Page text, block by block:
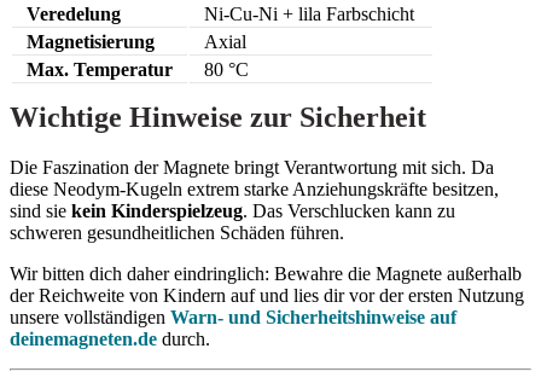
Veredelung
Ni-Cu-Ni + lila Farbschicht
Magnetisierung
Axial
Max. Temperatur
80 °C
Wichtige Hinweise zur Sicherheit
Die Faszination der Magnete bringt Verantwortung mit sich. Da
diese Neodym-Kugeln extrem starke Anziehungskräfte besitzen,
sind sie kein Kinderspielzeug. Das Verschlucken kann zu
schweren gesundheitlichen Schäden führen.
Wir bitten dich daher eindringlich: Bewahre die Magnete außerhalb
der Reichweite von Kindern auf und lies dir vor der ersten Nutzung
unsere vollständigen Warn- und Sicherheitshinweise auf
deinemagneten.de durch.